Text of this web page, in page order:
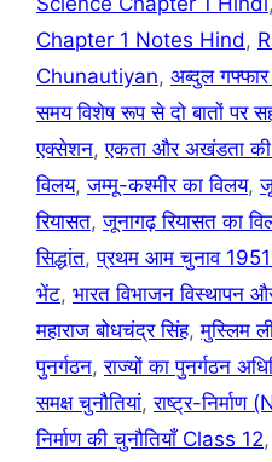
Chapter 1 Notes Hind,
Chunautiyan, अब्दुल
समय विशेष रूप से दो बातों पर
एक्सेशन,एकता और अखंडता की
विलय,जम्मू-कश्मीर का विलय,
रियासत,जूनागढ़ रियासत का
सिद्धांत,प्रथम आम चुनाव
भेंट, भारत विभाजन विस्थापन
महाराज बोधचंद्र सिंह,मुस्लिम
पुनर्गठन,राज्यों का पुनर्गठन
समक्ष चुनौतियां,राष्ट्र-
निर्माण की चुनौतियाँ Class 12